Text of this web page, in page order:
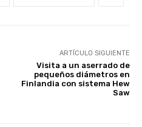
ARTÍCULO SIGUIENTE
Visita a un aserrado de
pequeños diámetros en
Finlandia con sistema Hew
Saw